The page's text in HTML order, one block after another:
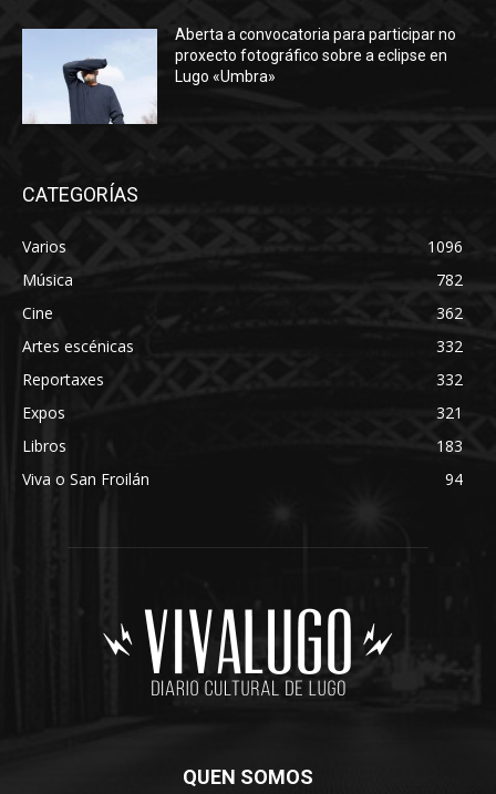
Aberta a convocatoria para participar no
proxecto fotográfico sobre a eclipse en
Lugo «Umbra»
CATEGORÍAS
Varios
1096
Música
782
Cine
362
Artes escénicas
332
Reportaxes
332
Expos
321
Libros
183
Viva o San Froilán
94
QUEN SOMOS